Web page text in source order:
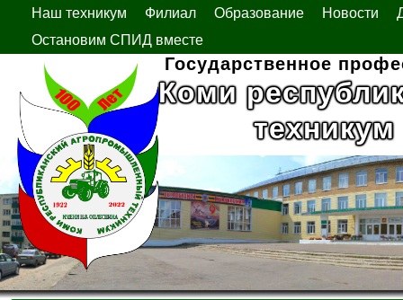
Наш техникум Филиал Образование Новости
Остановим СПИД вместе
Государственное
Коми